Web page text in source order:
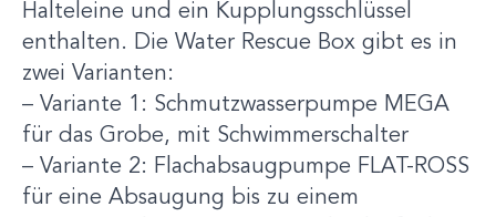
Halteleine und ein Kupplungsschlüssel
enthalten. Die Water Rescue Box gibt es in
zwei Varianten:
– Variante 1: Schmutzwasserpumpe MEGA
für das Grobe, mit Schwimmerschalter
– Variante 2: Flachabsaugpumpe FLAT-ROSS
für eine Absaugung bis zu einem